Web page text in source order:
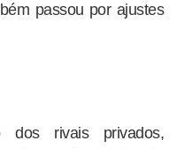
passou por ajustes
rivais privados,